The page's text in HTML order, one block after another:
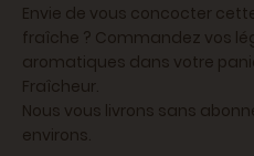
Envie de vous concocter
fraîche ? Commandez vos
aromatiques dans votre
Fraîcheur.
Nous vous livrons sans
environs.